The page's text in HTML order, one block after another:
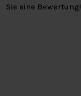
Sie eine Bewertung!